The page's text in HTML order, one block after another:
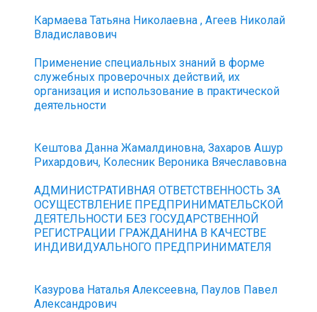
Кармаева Татьяна Николаевна , Агеев Николай
Владиславович
Применение специальных знаний в форме
служебных проверочных действий, их
организация и использование в практической
деятельности
Кештова Данна Жамалдиновна, Захаров Ашур
Рихардович, Колесник Вероника Вячеславовна
АДМИНИСТРАТИВНАЯ ОТВЕТСТВЕННОСТЬ ЗА
ОСУЩЕСТВЛЕНИЕ ПРЕДПРИНИМАТЕЛЬСКОЙ
ДЕЯТЕЛЬНОСТИ БЕЗ ГОСУДАРСТВЕННОЙ
РЕГИСТРАЦИИ ГРАЖДАНИНА В КАЧЕСТВЕ
ИНДИВИДУАЛЬНОГО ПРЕДПРИНИМАТЕЛЯ
Казурова Наталья Алексеевна, Паулов Павел
Александрович